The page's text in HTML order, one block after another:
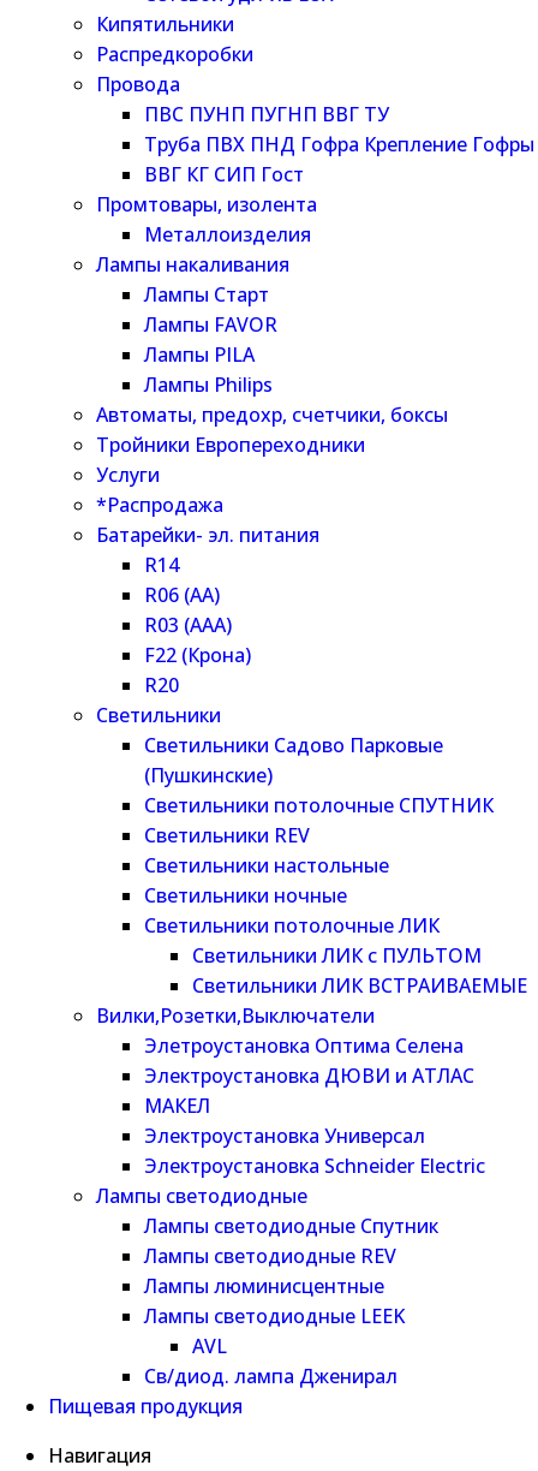
Кипятильники
Распредкоробки
Провода
ПВС ПУНП ПУГНП ВВГ ТУ
Труба ПВХ ПНД Гофра Крепление Гофры
ВВГ КГ СИП Гост
Промтовары, изолента
Металлоизделия
Лампы накаливания
Лампы Старт
Лампы FAVOR
Лампы PILA
Лампы Philips
Автоматы, предохр, счетчики, боксы
Тройники Европереходники
Услуги
*Распродажа
Батарейки- эл. питания
R14
R06 (AA)
R03 (AAA)
F22 (Крона)
R20
Светильники
Светильники Садово Парковые
(Пушкинские)
Светильники потолочные СПУТНИК
Светильники REV
Светильники настольные
Светильники ночные
Светильники потолочные ЛИК
Светильники ЛИК с ПУЛЬТОМ
Светильники ЛИК ВСТРАИВАЕМЫЕ
Вилки,Розетки,Выключатели
Элетроустановка Оптима Селена
Электроустановка ДЮВИ и АТЛАС
МАКЕЛ
Электроустановка Универсал
Электроустановка Schneider Electric
Лампы светодиодные
Лампы светодиодные Спутник
Лампы светодиодные REV
Лампы люминисцентные
Лампы светодиодные LEEK
AVL
Св/диод. лампа Дженирал
Пищевая продукция
Навигация